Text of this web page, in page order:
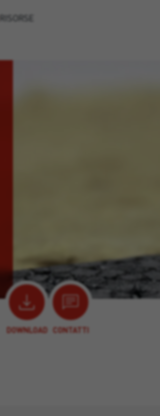
RISORSE
DOWNLOAD CONTATTI